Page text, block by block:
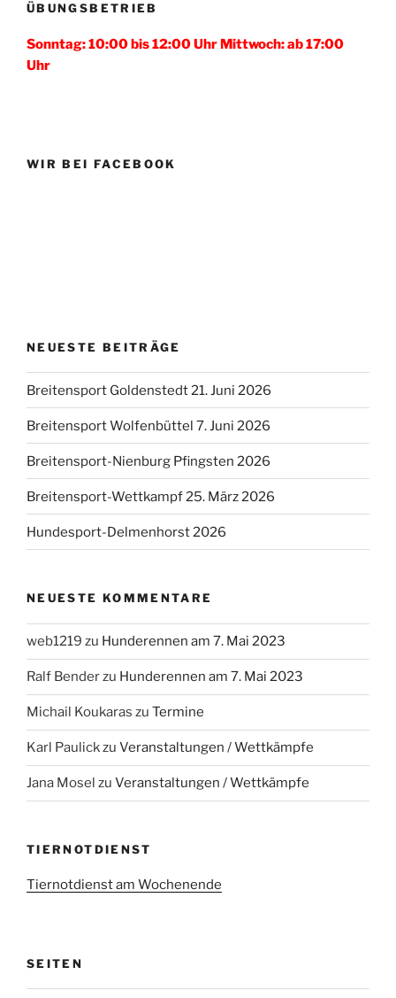
ÜBUNGSBETRIEB
Sonntag: 10:00 bis 12:00 Uhr Mittwoch: ab 17:00
Uhr
WIR BEI FACEBOOK
NEUESTE BEITRÄGE
Breitensport Goldenstedt 21. Juni 2026
Breitensport Wolfenbüttel 7. Juni 2026
Breitensport-Nienburg Pfingsten 2026
Breitensport-Wettkampf 25. März 2026
Hundesport-Delmenhorst 2026
NEUESTE KOMMENTARE
web1219 zu Hunderennen am 7. Mai 2023
Ralf Benderzu Hunderennen am 7. Mai 2023
Michail Koukaras zu Termine
Karl Paulickzu Veranstaltungen / Wettkämpfe
Jana Mosel zu Veranstaltungen / Wettkämpfe
TIERNOTDIENST
Tiernotdienst am Wochenende
SEITEN